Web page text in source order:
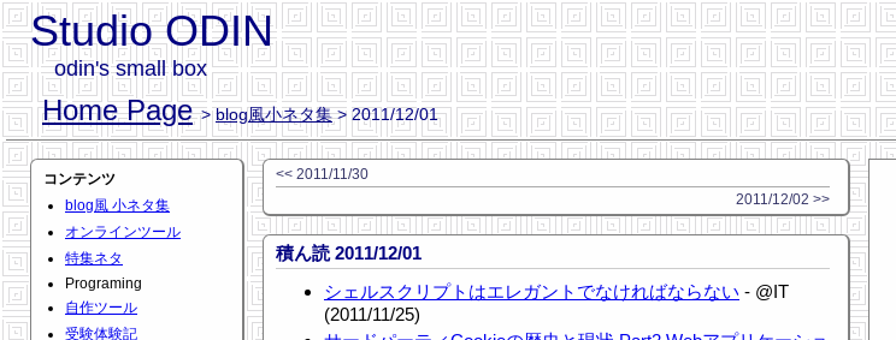
Studio ODIN
odin's small box
Home Page >blog風小ネタ集> 2011/12/01
コンテンツ
blog風 小ネタ集
オンラインツール
特集ネタ
Programing
自作ツール
受験体験記
<< 2011/11/30
2011/12/02 >>
積ん読 2011/12/01
シェルスクリプトはエレガントでなければならない - @IT
(2011/11/25)